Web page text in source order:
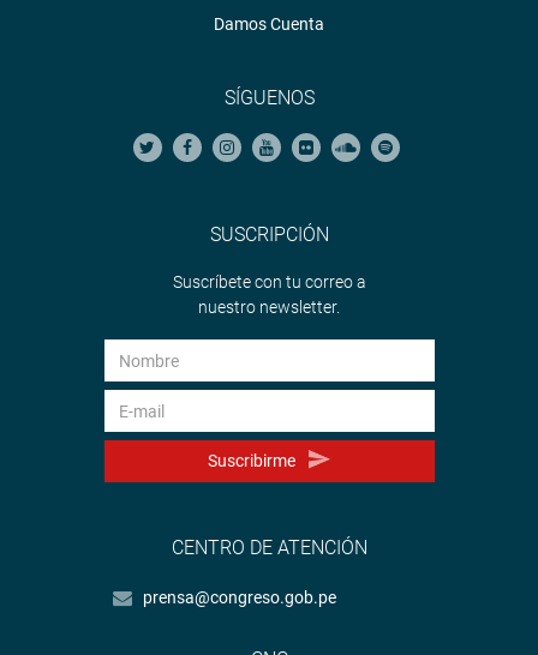
Damos Cuenta
SÍGUENOS
SUSCRIPCIÓN
Suscríbete con tu correo a
nuestro newsletter.
Suscribirme
CENTRO DE ATENCIÓN
prensa@congreso.gob.pe